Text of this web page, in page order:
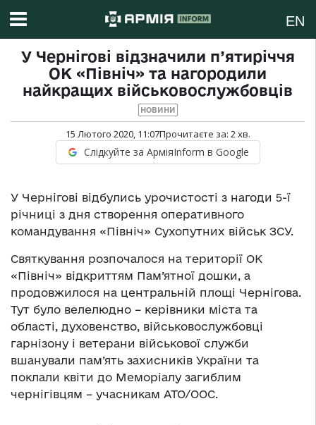
EN
У Чернігові відзначили п’ятиріччя
ОК «Північ» та нагородили
найкращих військовослужбовців
НОВИНИ
15 Лютого 2020, 11:07Прочитаєте за: 2хв.
Слідкуйте за АрміяInform в Google
У Чернігові відбулись урочистості з нагоди 5-ї
річниці з дня створення оперативного
командування «Північ» Сухопутних військ ЗСУ.
Святкування розпочалося на території ОК
«Північ» відкриттям Пам’ятної дошки, а
продовжилося на центральній площі Чернігова.
Тут було велелюдно – керівники міста та
області, духовенство, військовослужбовці
гарнізону і ветерани військової служби
вшанували пам’ять захисників України та
поклали квіти до Меморіалу загиблим
чернігівцям – учасникам АТО/ООС.